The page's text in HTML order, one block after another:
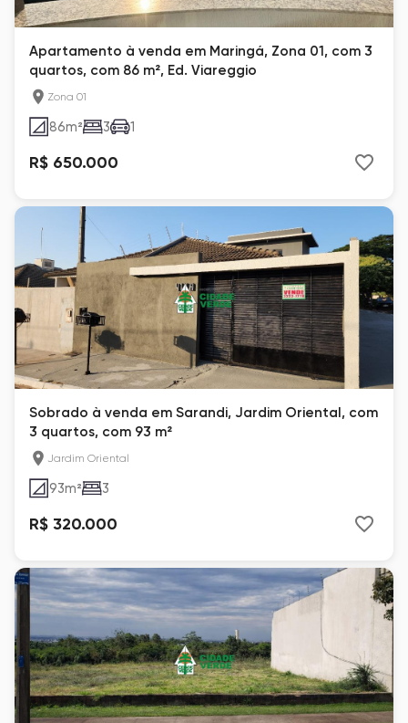
Apartamento à venda em Maringá, Zona 01, com 3
quartos, com 86 m², Ed. Viareggio
Zona 01
86m² 3 1
R$ 650.000
Sobrado à venda em Sarandi, Jardim Oriental, com
3 quartos, com 93 m²
Jardim Oriental
93m² 3
R$ 320.000